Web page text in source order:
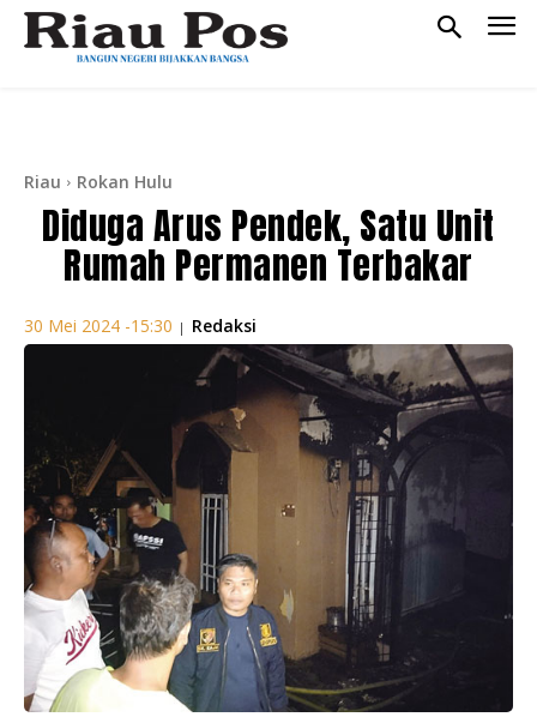
Riau Rokan Hulu
Diduga Arus Pendek, Satu Unit
Rumah Permanen Terbakar
30 Mei 2024 -15:30 | Redaksi